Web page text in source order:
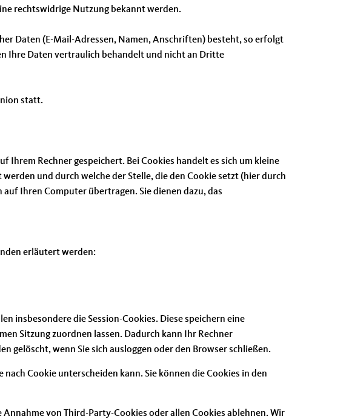
rechtswidrige Nutzung bekannt werden.
Daten (E-Mail-Adressen, Namen, Anschriften) besteht, so erfolgt
Ihre Daten vertraulich behandelt und nicht an Dritte
statt.
Ihrem Rechner gespeichert. Bei Cookies handelt es sich um kleine
und durch welche der Stelle, die den Cookie setzt (hier durch
Ihren Computer übertragen. Sie dienen dazu, das
erläutert werden:
insbesondere die Session-Cookies. Diese speichern eine
Sitzung zuordnen lassen. Dadurch kann Ihr Rechner
gelöscht, wenn Sie sich ausloggen oder den Browser schließen.
Cookie unterscheiden kann. Sie können die Cookies in den
von Third-Party-Cookies oder allen Cookies ablehnen. Wir